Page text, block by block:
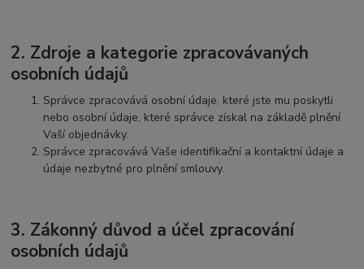
2. Zdroje a kategorie zpracovávaných
osobních údajů
Správce zpracovává osobní údaje, které jste mu poskytli
nebo osobní údaje, které správce získal na základě plnění
Vaší objednávky.
Správce zpracovává Vaše identifikační a kontaktní údaje a
údaje nezbytné pro plnění smlouvy.
3. Zákonný důvod a účel zpracování
osobních údajů